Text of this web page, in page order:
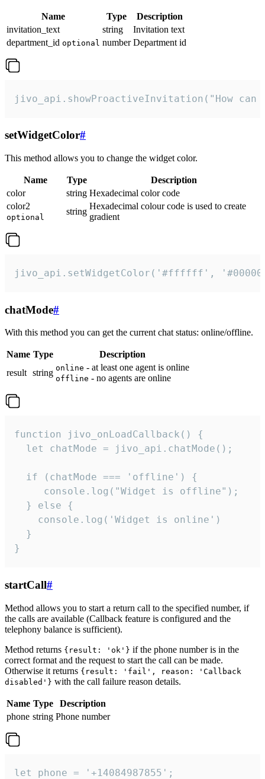
Name Type
Description
invitation_text
string
Invitation text
department_id optional number Department id
jivo_api.showProactiveInvitation("How
setWidgetColor#
This method allows you to change the widget color.
Name Type
Description
color
string Hexadecimal color code
color2
optional
string
Hexadecimal colour code is used to create
gradient
jivo_api.setWidgetColor('#ffffff',
chatMode#
With this method you can get the current chat status: online/offline.
Name Type
Description
result string online - at least one agent is online
offline - no agents are online
function jivo_onLoadCallback() {
  let chatMode = jivo_api.chatMode();
  if (chatMode === 'offline') {
     console.log("Widget is offline");
  } else {
    console.log('Widget is online')
  }
}
startCall#
Method allows you to start a return call to the specified number, if
the calls are available (Callback feature is configured and the
telephony balance is sufficient).
Method returns {result: 'ok'} if the phone number is in the
correct format and the request to start the call can be made.
Otherwise it returns {result: 'fail', reason: 'Callback
disabled'} with the call failure reason details.
Name Type
Description
phone string Phone number
let phone = '+14084987855';